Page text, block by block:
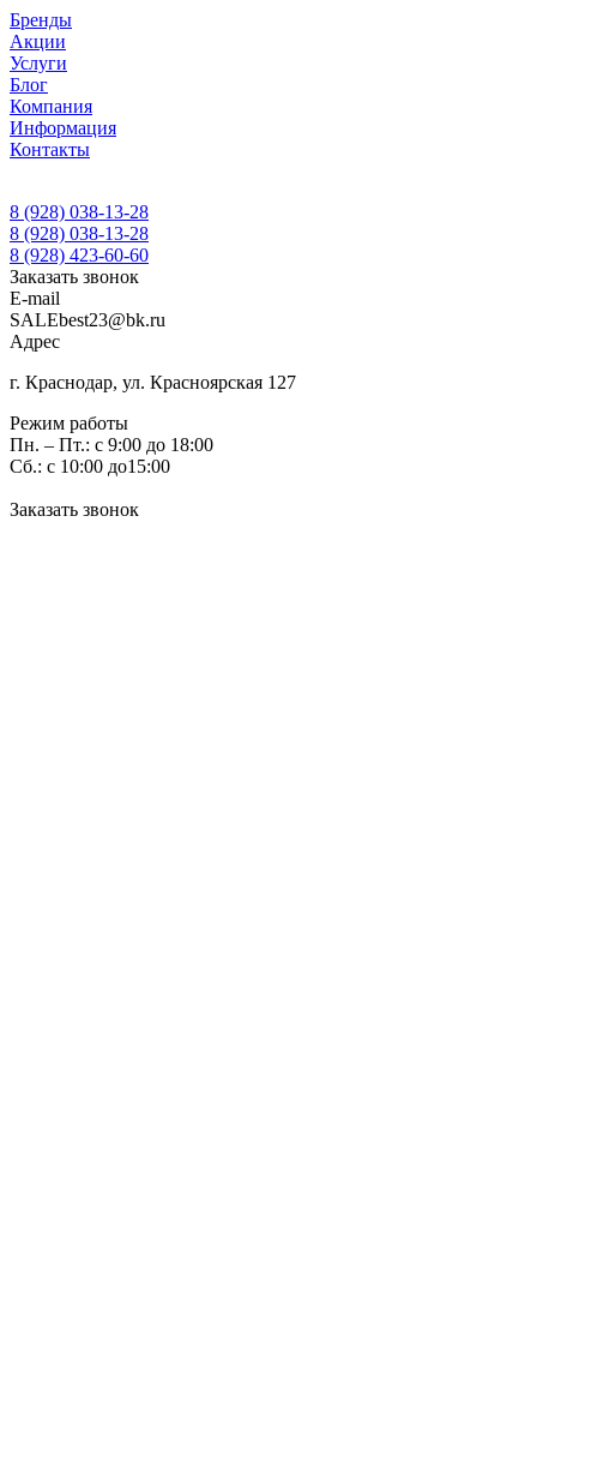
Бренды
Акции
Услуги
Блог
Компания
Информация
Контакты
8 (928) 038-13-28
8 (928) 038-13-28
8 (928) 423-60-60
Заказать звонок
E-mail
SALEbest23@bk.ru
Адрес
г. Краснодар, ул. Красноярская 127
Режим работы
Пн. – Пт.: с 9:00 до 18:00
Сб.: с 10:00 до15:00
Заказать звонок